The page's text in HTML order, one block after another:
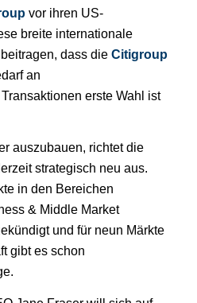
vor ihren US-
breite internationale
dass die Citigroup
an
erste Wahl ist
auszubauen, richtet die
strategisch neu aus.
in den Bereichen
& Middle Market
und für neun Märkte
gibt es schon